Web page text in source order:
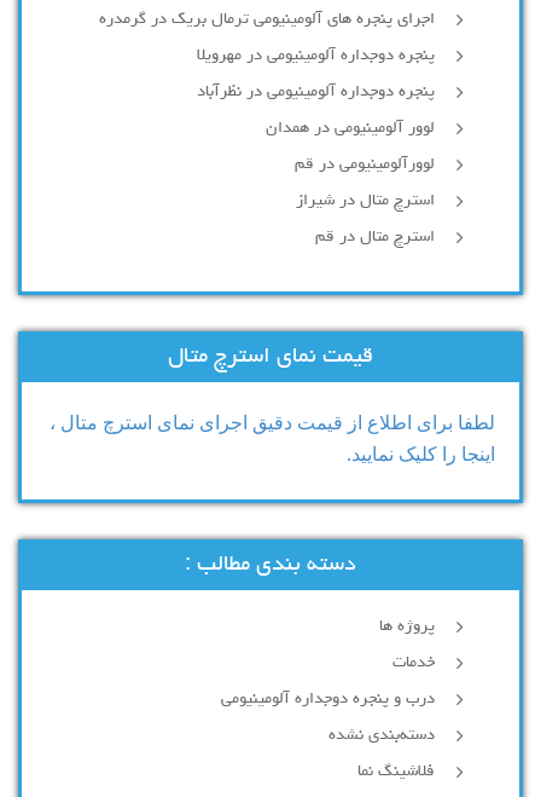
اجرای پنجره های آلومینیومی ترمال بریک در گرمدره
پنجره دوجداره آلومینیومی در مهرویلا
پنجره دوجداره آلومینیومی در نظرآباد
لوور آلومینیومی در همدان
لوورآلومینیومی در قم
استرچ متال در شیراز
استرچ متال در قم
قیمت نمای استرچ متال
لطفا برای اطلاع از قیمت دقیق اجرای نمای استرچ متال ،
اینجا را کلیک نمایید.
دسته بندی مطالب :
پروژه ها
خدمات
درب و پنجره دوجداره آلومینیومی
دسته‌بندی نشده
فلاشینگ نما